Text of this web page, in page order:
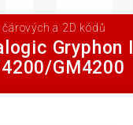
čárových a 2D kódů
Gryphon I
GM4200